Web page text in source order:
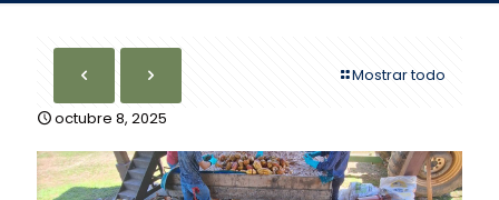
Mostrar todo
octubre 8, 2025